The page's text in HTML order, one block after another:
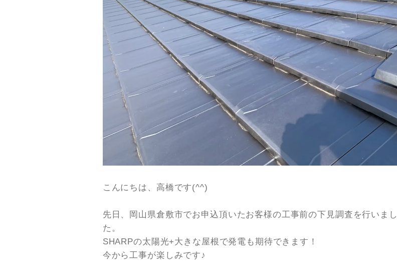
こんにちは、高橋です(^^)
先日、岡山県倉敷市でお申込頂いたお客様の工事前の下見調査を行いまし
た。
SHARPの太陽光+大きな屋根で発電も期待できます！
今から工事が楽しみです♪